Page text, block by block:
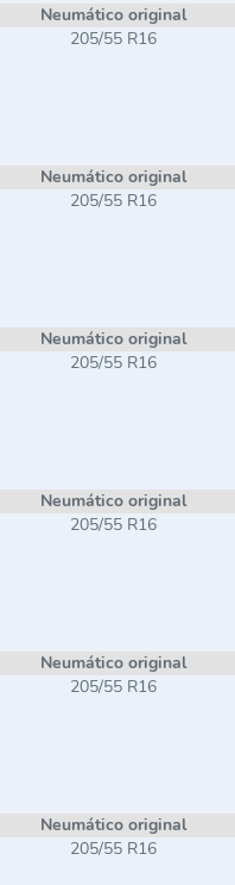
Neumático original
205/55 R16
Neumático original
205/55 R16
Neumático original
205/55 R16
Neumático original
205/55 R16
Neumático original
205/55 R16
Neumático original
205/55 R16